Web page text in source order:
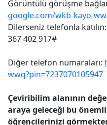
Görüntülü görüşme
google.com/wkb-kayo-
Dilerseniz telefonla
‪367 402 917‬#
Diğer telefon numaraları:
wwq?pin=7237070105947
Çeviribilim alanının
araya geleceği bu
öğrencilerinizi